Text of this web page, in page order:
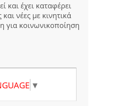
και έχει καταφέρει
νέες με κινητικά
κοινωνικοποίηση
▼